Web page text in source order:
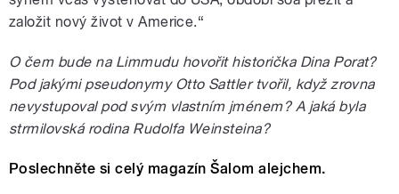
založit nový život v Americe.“
O čem bude na Limmudu hovořit historička Dina Porat?
Pod jakými pseudonymy Otto Sattler tvořil, když zrovna
nevystupoval pod svým vlastním jménem?A jaká byla
strmilovská rodina Rudolfa Weinsteina?
Poslechněte si celý magazín Šalom alejchem.